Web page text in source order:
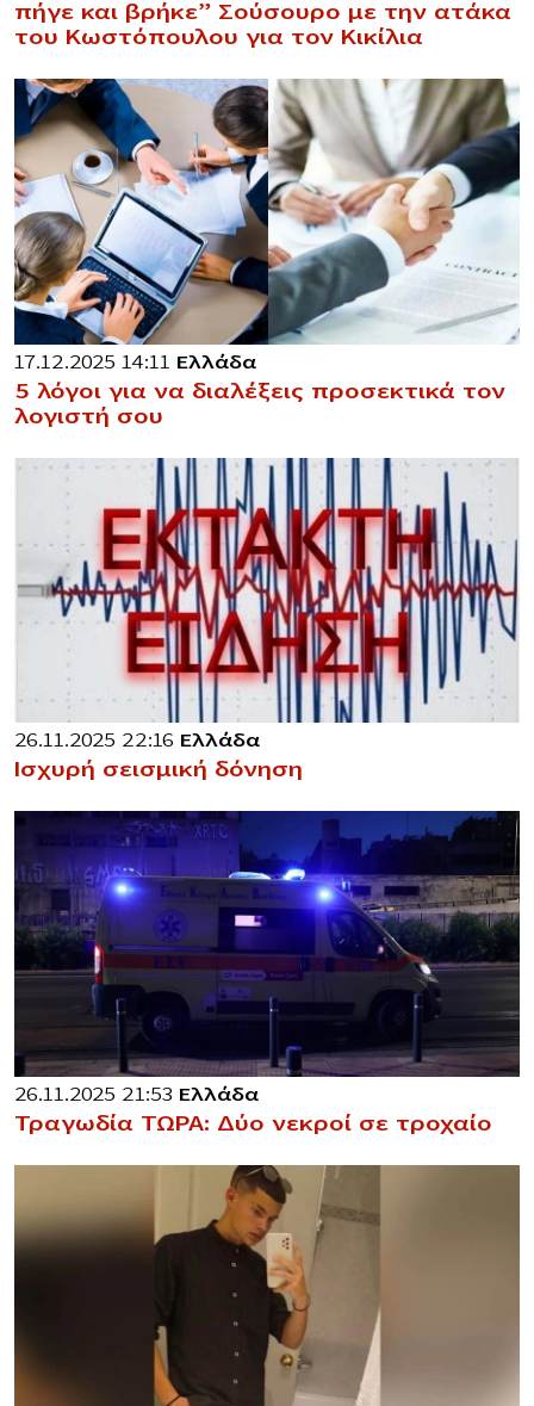
πήγε και βρήκε” Σούσουρο με την ατάκα
του Κωστόπουλου για τον Κικίλια
17.12.2025 14:11 Ελλάδα
5 λόγοι για να διαλέξεις προσεκτικά τον
λογιστή σου
26.11.2025 22:16 Ελλάδα
Ισχυρή σεισμική δόνηση
26.11.2025 21:53 Ελλάδα
Τραγωδία ΤΩΡΑ: Δύο νεκροί σε τροχαίο